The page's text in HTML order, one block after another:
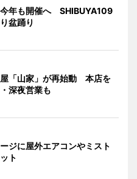
今年も開催へ SHIBUYA109
盆踊り
「山家」が再始動 本店を
深夜営業も
ジに屋外エアコンやミスト
ト